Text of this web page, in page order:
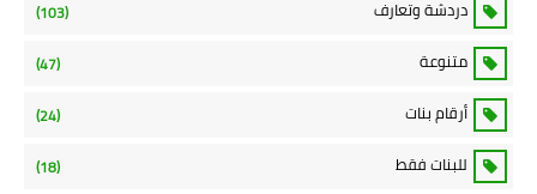
دردشة وتعارف (103)
متنوعة (47)
أرقام بنات (24)
للبنات فقط (18)